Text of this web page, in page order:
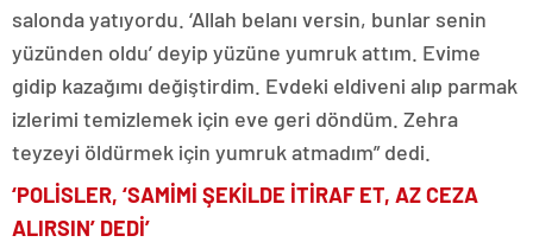
salonda yatıyordu. ‘Allah belanı versin, bunlar senin
yüzünden oldu’ deyip yüzüne yumruk attım. Evime
gidip kazağımı değiştirdim. Evdeki eldiveni alıp parmak
izlerimi temizlemek için eve geri döndüm. Zehra
teyzeyi öldürmek için yumruk atmadım” dedi.
‘POLİSLER, ‘SAMİMİ ŞEKİLDE İTİRAF ET, AZ CEZA
ALIRSIN’ DEDİ’